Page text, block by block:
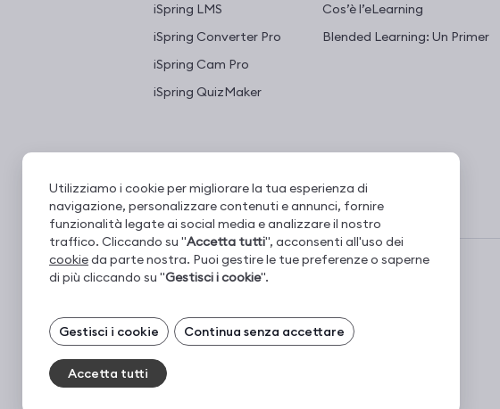
iSpring LMS
iSpring Converter Pro
iSpring Cam Pro
iSpring QuizMaker
Cos’è l’eLearning
Blended Learning: Un Primer
© 2001–2026 iSpring. Tutti i diritti riservati.
Utilizziamo i cookie per migliorare la tua esperienza di
navigazione, personalizzare contenuti e annunci, fornire
funzionalità legate ai social media e analizzare il nostro
traffico. Cliccando su "Accetta tutti", acconsenti all'uso dei
cookieda parte nostra. Puoi gestire le tue preferenze o saperne
di più cliccando su "Gestisci i cookie".
Gestisci i tuoi cookie
I cookie necessari sono sempre attivi. Puoi
Gestisci i cookie Continua senza accettare
Accetta tutti